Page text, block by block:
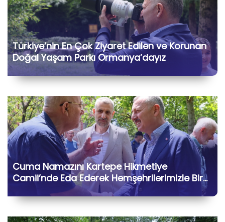
Türkiye’nin En Çok Ziyaret Edilen ve Korunan
Doğal Yaşam Parkı Ormanya’dayız
Cuma Namazını Kartepe Hikmetiye
Camii’nde Eda Ederek Hemşehrilerimizle Bir
Araya Geldik